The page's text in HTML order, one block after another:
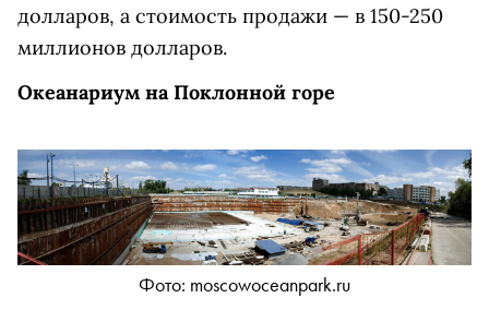
долларов, а стоимость продажи — в 150-250
миллионов долларов.
Океанариум на Поклонной горе
Фото: moscowoceanpark.ru